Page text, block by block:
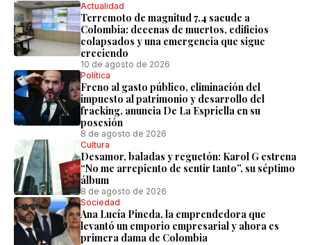
Actualidad
Terremoto de magnitud 7,4 sacude a
Colombia: decenas de muertos, edificios
colapsados y una emergencia que sigue
creciendo
10 de agosto de 2026
Política
Freno al gasto público, eliminación del
impuesto al patrimonio y desarrollo del
fracking, anuncia De La Espriella en su
posesión
8 de agosto de 2026
Cultura
Desamor, baladas y reguetón: Karol G estrena
“No me arrepiento de sentir tanto”, su séptimo
álbum
8 de agosto de 2026
Sociedad
Ana Lucía Pineda, la emprendedora que
levantó un emporio empresarial y ahora es
primera dama de Colombia